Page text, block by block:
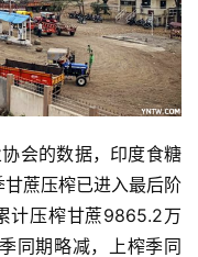
会的数据，印度食糖
蔗压榨已进入最后阶
计压榨甘蔗9865.2万
同期略减，上榨季同